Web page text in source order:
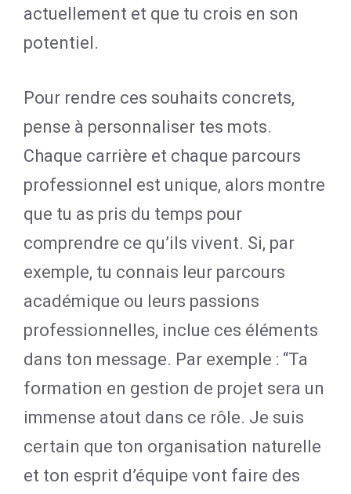
actuellement et que tu crois en son
potentiel.
Pour rendre ces souhaits concrets,
pense à personnaliser tes mots.
Chaque carrière et chaque parcours
professionnel est unique, alors montre
que tu as pris du temps pour
comprendre ce qu’ils vivent. Si, par
exemple, tu connais leur parcours
académique ou leurs passions
professionnelles, inclue ces éléments
dans ton message. Par exemple : “Ta
formation en gestion de projet sera un
immense atout dans ce rôle. Je suis
certain que ton organisation naturelle
et ton esprit d’équipe vont faire des